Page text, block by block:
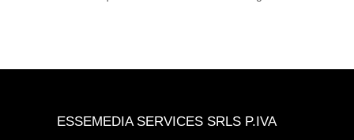
ESSEMEDIA SERVICES SRLS P.IVA